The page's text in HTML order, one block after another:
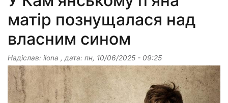
матір познущалася над
власним сином
Надіслав: ilona , дата: пн, 10/06/2025 - 09:25